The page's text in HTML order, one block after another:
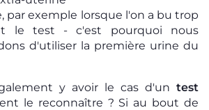
par exemple lorsque l'on a bu trop
le test - c'est pourquoi nous
d'utiliser la première urine du
y avoir le cas d'un test
le reconnaître ? Si au bout de